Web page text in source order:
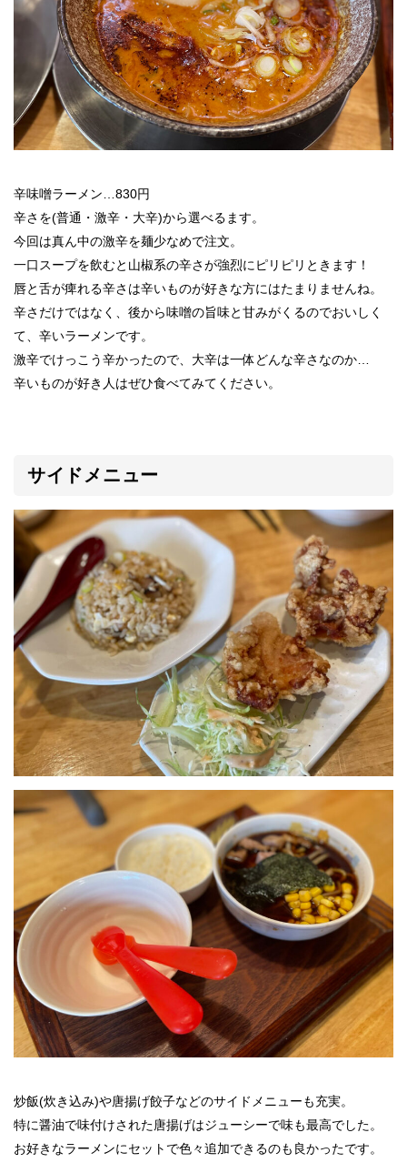
辛味噌ラーメン…830円
辛さを(普通・激辛・大辛)から選べるます。
今回は真ん中の激辛を麺少なめで注文。
一口スープを飲むと山椒系の辛さが強烈にピリピリときます！
唇と舌が痺れる辛さは辛いものが好きな方にはたまりませんね。
辛さだけではなく、後から味噌の旨味と甘みがくるのでおいしく
て、辛いラーメンです。
激辛でけっこう辛かったので、大辛は一体どんな辛さなのか…
辛いものが好き人はぜひ食べてみてください。
サイドメニュー
炒飯(炊き込み)や唐揚げ餃子などのサイドメニューも充実。
特に醤油で味付けされた唐揚げはジューシーで味も最高でした。
お好きなラーメンにセットで色々追加できるのも良かったです。